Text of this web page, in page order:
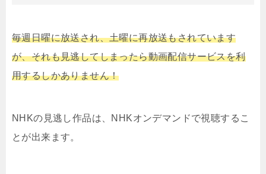
毎週日曜に放送され、土曜に再放送もされています
が、それも見逃してしまったら動画配信サービスを利
用するしかありません！
NHKの見逃し作品は、NHKオンデマンドで視聴するこ
とが出来ます。